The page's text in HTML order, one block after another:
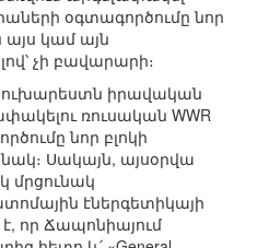
օգտագործումը նոր
այս կամ այն
չի բավարարի։
իրավական
ռուսական WWR
նոր բլոկի
Սակայն, այսօրվա
մրցունակ
էներգետիկայի
որ Ճապոնիայում